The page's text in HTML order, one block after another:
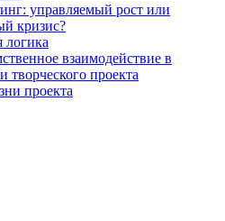
управляемый рост или
кризис?
логика
взаимодействие в
творческого проекта
проекта